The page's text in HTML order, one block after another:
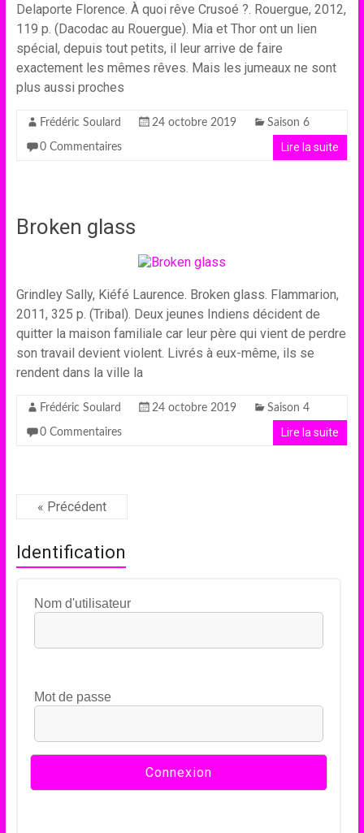
Delaporte Florence. À quoi rêve Crusoé ?. Rouergue, 2012,
119 p. (Dacodac au Rouergue). Mia et Thor ont un lien
spécial, depuis tout petits, il leur arrive de faire
exactement les mêmes rêves. Mais les jumeaux ne sont
plus aussi proches
Frédéric Soulard 24 octobre 2019 Saison 6
0 Commentaires Lire la suite
Broken glass
Grindley Sally, Kiéfé Laurence. Broken glass. Flammarion,
2011, 325 p. (Tribal). Deux jeunes Indiens décident de
quitter la maison familiale car leur père qui vient de perdre
son travail devient violent. Livrés à eux-même, ils se
rendent dans la ville la
Frédéric Soulard 24 octobre 2019 Saison 4
0 Commentaires Lire la suite
« Précédent
Identification
Nom d'utilisateur
Mot de passe